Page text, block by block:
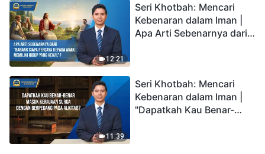
12:21
Seri Khotbah: Mencari
Kebenaran dalam Iman |
Apa Arti Sebenarnya dari
11:39
Seri Khotbah: Mencari
Kebenaran dalam Iman |
"Dapatkah Kau Benar-